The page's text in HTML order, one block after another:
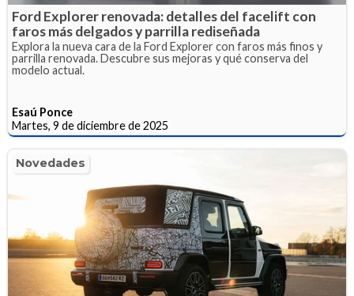
Ford Explorer renovada: detalles del facelift con
faros más delgados y parrilla rediseñada
Explora la nueva cara de la Ford Explorer con faros más finos y
parrilla renovada. Descubre sus mejoras y qué conserva del
modelo actual.
Esaú Ponce
Martes, 9 de diciembre de 2025
Novedades